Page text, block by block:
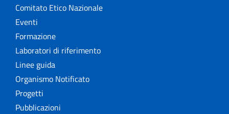
Comitato Etico Nazionale
Eventi
Formazione
Laboratori di riferimento
Linee guida
Organismo Notificato
Progetti
Pubblicazioni